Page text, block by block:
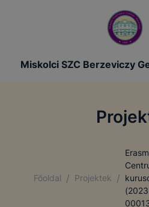
Miskolci SZC Berzeviczy
Főoldal / Projektek /